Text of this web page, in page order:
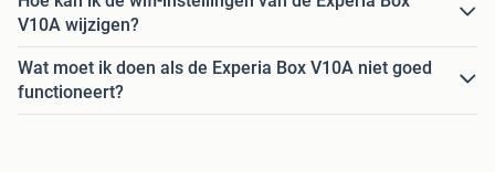
V10A wijzigen?
Wat moet ik doen als de Experia Box V10A niet goed
functioneert?